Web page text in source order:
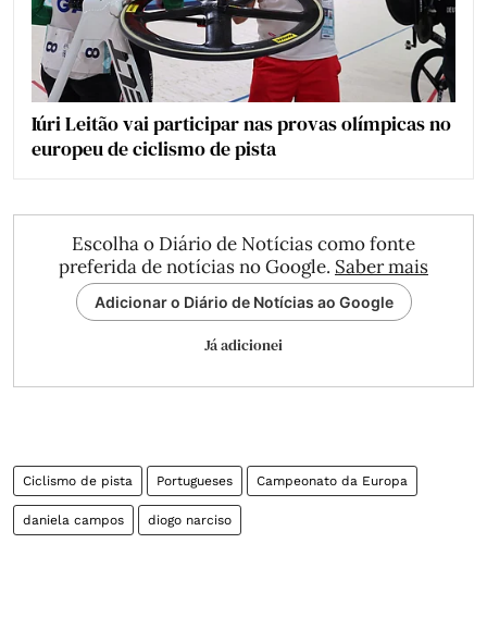
Iúri Leitão vai participar nas provas olímpicas no
europeu de ciclismo de pista
Escolha o Diário de Notícias como fonte
preferida de notícias no Google. Saber mais
Adicionar o Diário de Notícias ao Google
Já adicionei
Ciclismo de pista Portugueses Campeonato da Europa
daniela campos diogo narciso